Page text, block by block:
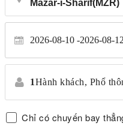
2026-08-10 2026-08-12
1Hành khách, Phổ
Chỉ có chuyến bay